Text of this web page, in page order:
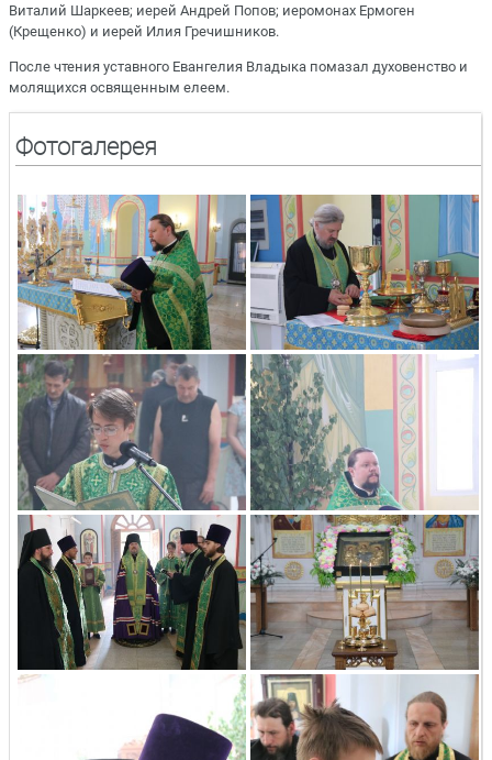
Виталий Шаркеев; иерей Андрей Попов; иеромонах Ермоген
(Крещенко) и иерей Илия Гречишников.
После чтения уставного Евангелия Владыка помазал духовенство и
молящихся освященным елеем.
Фотогалерея